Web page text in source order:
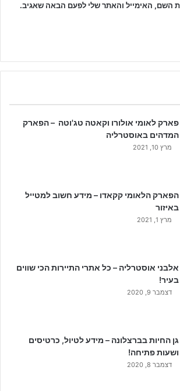
השם, האימייל והאתר שלי לפעם הבאה שאגיב.
פארק לאומי אולורו וקאטה טג'וטה – הפארק
המדהים באוסטרליה
מרץ 10, 2021
הפארק הלאומי קקאדו – מידע חשוב למטייל
באיזור
מרץ 1, 2021
אלבני אוסטרליה – כל אתרי התיירות הכי שווים
בעיר!
דצמבר 9, 2020
גן החיות בברצלונה – מידע לטיול, כרטיסים
ושעות פתיחה!
דצמבר 8, 2020